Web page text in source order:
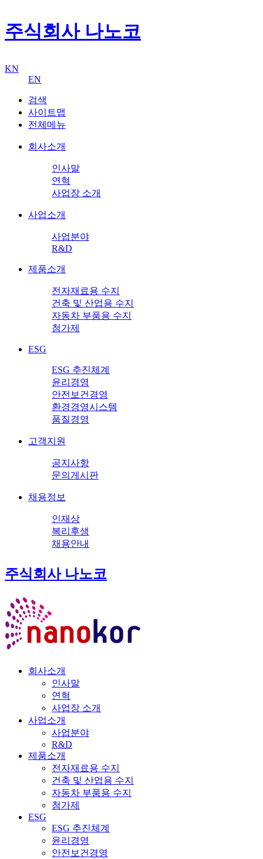
주식회사 나노코
KN
EN
검색
사이트맵
전체메뉴
회사소개
인사말
연혁
사업장 소개
사업소개
사업분야
R&D
제품소개
전자재료용 수지
건축 및 산업용 수지
자동차 부품용 수지
첨가제
ESG
ESG 추진체계
윤리경영
안전보건경영
환경경영시스템
품질경영
고객지원
공지사항
문의게시판
채용정보
인재상
복리후생
채용안내
주식회사 나노코
회사소개
인사말
연혁
사업장 소개
사업소개
사업분야
R&D
제품소개
전자재료용 수지
건축 및 산업용 수지
자동차 부품용 수지
첨가제
ESG
ESG 추진체계
윤리경영
안전보건경영